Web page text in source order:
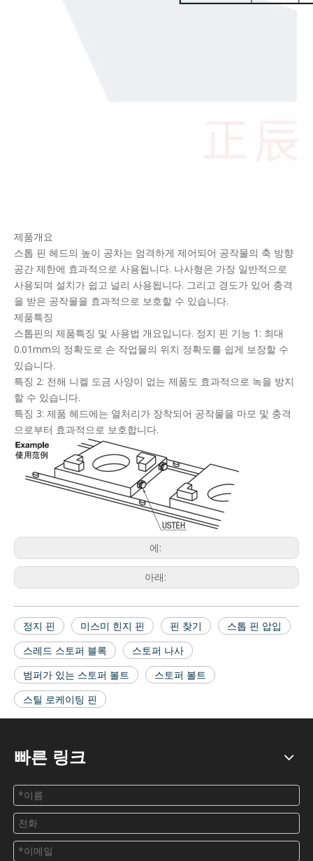
제품개요
스톱 핀 헤드의 높이 공차는 엄격하게 제어되어 공작물의 축 방향
공간 제한에 효과적으로 사용됩니다. 나사형은 가장 일반적으로
사용되며 설치가 쉽고 널리 사용됩니다. 그리고 경도가 있어 충격
을 받은 공작물을 효과적으로 보호할 수 있습니다.
제품특징
스톱핀의 제품특징 및 사용법 개요입니다. 정지 핀 기능 1: 최대
0.01mm의 정확도로 손 작업물의 위치 정확도를 쉽게 보장할 수
있습니다.
특징 2: 전해 니켈 도금 사양이 없는 제품도 효과적으로 녹을 방지
할 수 있습니다.
특징 3: 제품 헤드에는 열처리가 장착되어 공작물을 마모 및 충격
으로부터 효과적으로 보호합니다.
에:
아래:
정지 핀 미스미 힌지 핀 핀 찾기
스톱 핀 압입
스레드 스토퍼 블록
스토퍼 나사
범퍼가 있는 스토퍼 볼트
스토퍼 볼트
스틸 로케이팅 핀
빠른 링크